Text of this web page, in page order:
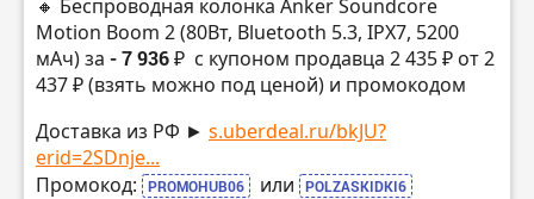
🔸 Беспроводная колонка Anker Soundcore
Motion Boom 2 (80Вт, Bluetooth 5.3, IPX7, 5200
мАч) за - 7 936 ₽ с купоном продавца 2 435 ₽ от 2
437 ₽ (взять можно под ценой) и промокодом
Доставка из РФ ► s.uberdeal.ru/bkJU?
erid=2SDnje...
Промокод:
PROMOHUB06 или POLZASKIDKI6